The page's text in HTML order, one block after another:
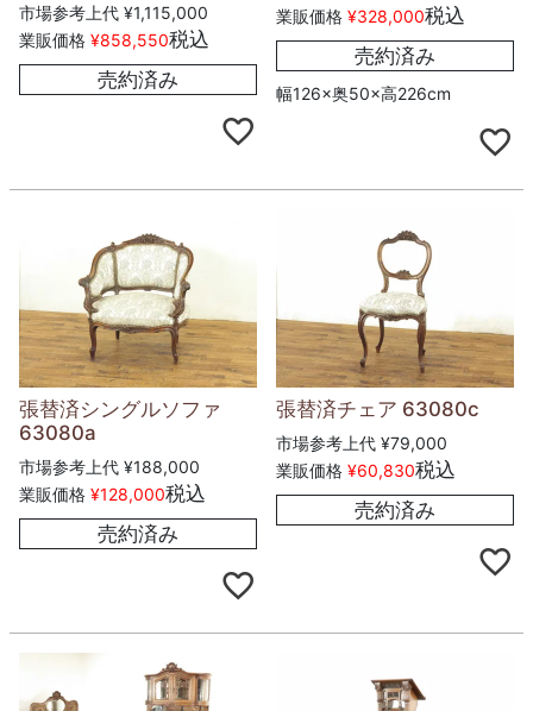
市場参考上代 ¥1,115,000
業販価格 ¥858,550税込
売約済み
業販価格 ¥328,000税込
売約済み
幅126×奥50×高226cm
張替済シングルソファ
63080a
市場参考上代 ¥188,000
業販価格 ¥128,000税込
売約済み
張替済チェア 63080c
市場参考上代 ¥79,000
業販価格 ¥60,830税込
売約済み